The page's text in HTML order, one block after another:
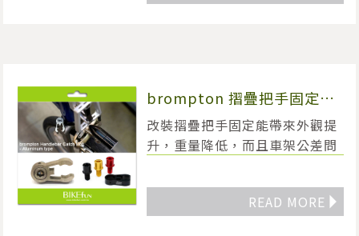
brompton 摺疊把手固定
扣，Handlebar Catch Bolt
-BIKEfun made.
改裝摺疊把手固定能帶來外觀提
升，重量降低，而且車架公差問
bompton改裝裡一個讓你每次
折疊騎車都有感受的零件！
READ MORE◥